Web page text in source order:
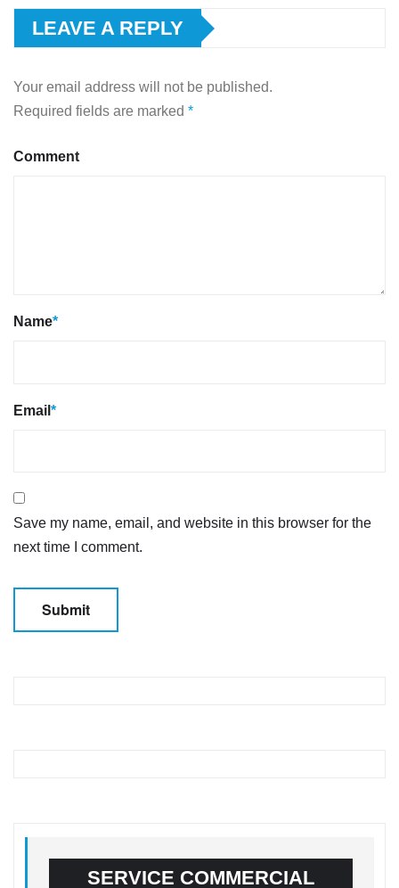
LEAVE A REPLY
Your email address will not be published.
Required fields are marked *
Comment
Name*
Email *
Save my name, email, and website in this browser for the
next time I comment.
SERVICE COMMERCIAL